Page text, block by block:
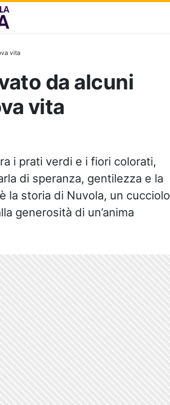
vita
da alcuni
vita
i prati verdi e i fiori colorati,
di speranza, gentilezza e la
la storia di Nuvola, un cucciolo
generosità di un’anima